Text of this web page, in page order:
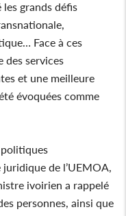
les grands défis
Face à ces
des services
et une meilleure
évoquées comme
politiques
de l’UEMOA,
ivoirien a rappelé
personnes, ainsi que